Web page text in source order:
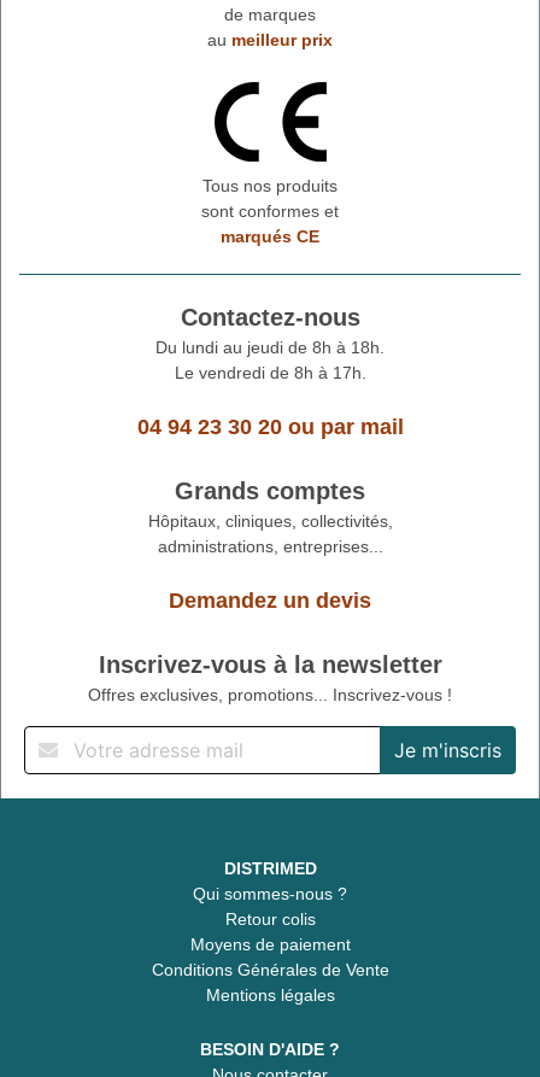
de marques
au meilleur prix
Tous nos produits
sont conformes et
marqués CE
Contactez-nous
Du lundi au jeudi de 8h à 18h.
Le vendredi de 8h à 17h.
04 94 23 30 20ou par mail
Grands comptes
Hôpitaux, cliniques, collectivités,
administrations, entreprises...
Demandez un devis
Inscrivez-vous à la newsletter
Offres exclusives, promotions... Inscrivez-vous !
DISTRIMED
Qui sommes-nous ?
Retour colis
Moyens de paiement
Conditions Générales de Vente
Mentions légales
BESOIN D'AIDE ?